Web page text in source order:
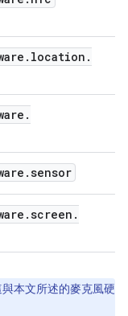
. location .
.
.sensor
.screen .
本文所述的麥克風硬